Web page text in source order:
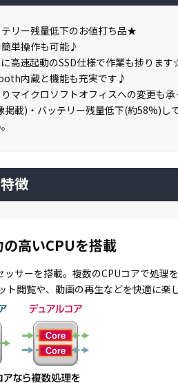
リー残量低下のお値打ち品★
単操作も可能♪
高速起動のSSD仕様で作業も捗りま
内蔵と機能も充実です♪
マイクロソフトオフィスへの変更も承
載)・バッテリー残量低下(約58%)して
徴
高いCPUを搭載
サーを搭載。複数のCPUコアで処理
ト閲覧や、動画の再生などを快適に楽し